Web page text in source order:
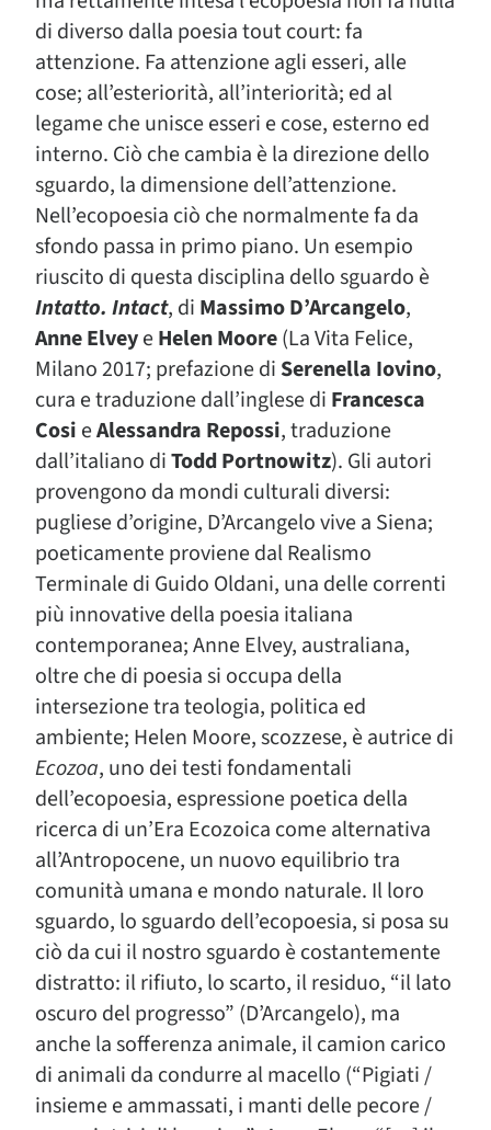
di diverso dalla poesia tout court: fa
attenzione. Fa attenzione agli esseri, alle
cose; all’esteriorità, all’interiorità; ed al
legame che unisce esseri e cose, esterno ed
interno. Ciò che cambia è la direzione dello
sguardo, la dimensione dell’attenzione.
Nell’ecopoesia ciò che normalmente fa da
sfondo passa in primo piano. Un esempio
riuscito di questa disciplina dello sguardo è
Intatto. Intact, di Massimo D’Arcangelo,
Anne ElveyeHelen Moore(La Vita Felice,
Milano 2017; prefazione di Serenella Iovino,
cura e traduzione dall’inglese di Francesca
Cosi eAlessandra Repossi, traduzione
dall’italiano diTodd Portnowitz). Gli autori
provengono da mondi culturali diversi:
pugliese d’origine, D’Arcangelo vive a Siena;
poeticamente proviene dal Realismo
Terminale di Guido Oldani, una delle correnti
più innovative della poesia italiana
contemporanea; Anne Elvey, australiana,
oltre che di poesia si occupa della
intersezione tra teologia, politica ed
ambiente; Helen Moore, scozzese, è autrice di
Ecozoa, uno dei testi fondamentali
dell’ecopoesia, espressione poetica della
ricerca di un’Era Ecozoica come alternativa
all’Antropocene, un nuovo equilibrio tra
comunità umana e mondo naturale. Il loro
sguardo, lo sguardo dell’ecopoesia, si posa su
ciò da cui il nostro sguardo è costantemente
distratto: il rifiuto, lo scarto, il residuo, “il lato
oscuro del progresso” (D’Arcangelo), ma
anche la sofferenza animale, il camion carico
di animali da condurre al macello (“Pigiati /
insieme e ammassati, i manti delle pecore /